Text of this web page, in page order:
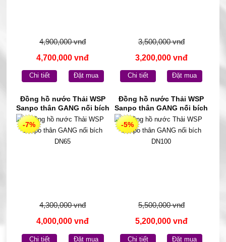
4,900,000 vnđ
4,700,000 vnđ
Chi tiết Đặt mua
3,500,000 vnđ
3,200,000 vnđ
Chi tiết Đặt mua
Đồng hồ nước Thải WSP
Sanpo thân GANG nối bích
DN65
-7%
4,300,000 vnđ
4,000,000 vnđ
Chi tiết Đặt mua
Đồng hồ nước Thải WSP
Sanpo thân GANG nối bích
DN100
-5%
5,500,000 vnđ
5,200,000 vnđ
Chi tiết Đặt mua